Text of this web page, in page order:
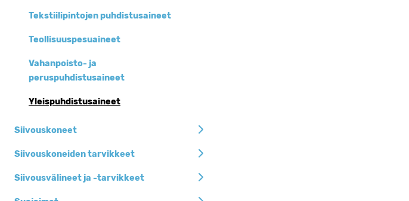
Tekstiilipintojen puhdistusaineet
Teollisuuspesuaineet
Vahanpoisto- ja
peruspuhdistusaineet
Yleispuhdistusaineet
Siivouskoneet
Siivouskoneiden tarvikkeet
Siivousvälineet ja -tarvikkeet